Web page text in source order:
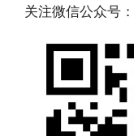
关注微信公众号：